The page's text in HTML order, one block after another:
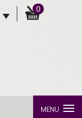
0
MENU